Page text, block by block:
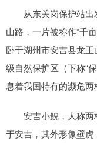
从东关岗保护站出
山路，一片被称作“千
卧于湖州市安吉县龙
级自然保护区（下称“
息着我国特有的濒危
安吉小鲵，人称两
于安吉，其外形像壁虎